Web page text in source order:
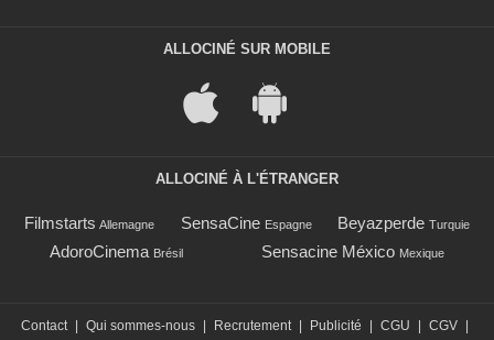
ALLOCINÉ SUR MOBILE
ALLOCINÉ À L'ÉTRANGER
Filmstarts Allemagne SensaCine Espagne Beyazperde Turquie
AdoroCinema Brésil Sensacine México Mexique
Contact Qui sommes-nous Recrutement Publicité CGU CGV